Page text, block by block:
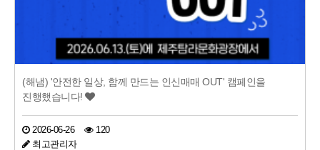
(해냄) '안전한 일상, 함께 만드는 인신매매 OUT' 캠페인을
진행했습니다!
2026-06-26
120
최고관리자